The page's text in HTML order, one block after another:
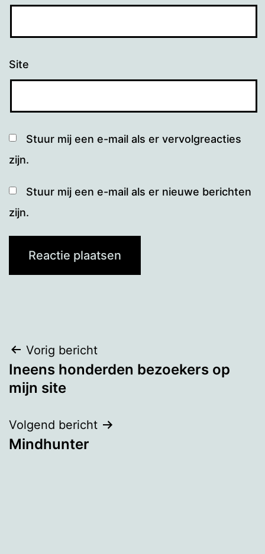
Site
Stuur mij een e-mail als er vervolgreacties
zijn.
Stuur mij een e-mail als er nieuwe berichten
zijn.
Bericht
navigatie
Vorig bericht
Ineens honderden bezoekers op
mijn site
Volgend bericht
Mindhunter